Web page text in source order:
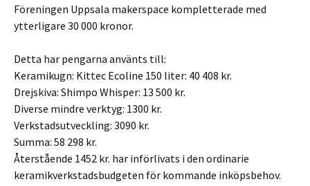
Föreningen Uppsala makerspace kompletterade med
ytterligare 30 000 kronor.
Detta har pengarna använts till:
Keramikugn: Kittec Ecoline 150 liter: 40 408 kr.
Drejskiva: Shimpo Whisper: 13 500 kr.
Diverse mindre verktyg: 1300 kr.
Verkstadsutveckling: 3090 kr.
Summa: 58 298 kr.
Återstående 1452 kr. har införlivats i den ordinarie
keramikverkstadsbudgeten för kommande inköpsbehov.